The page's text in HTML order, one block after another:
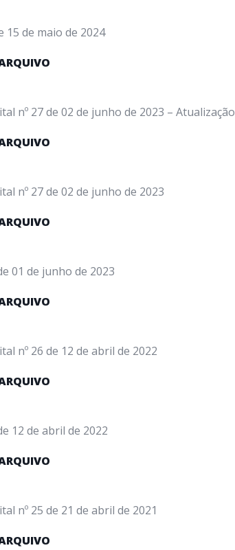
15 de maio de 2024
nº 27 de 02 de junho de 2023 – Atualização
nº 27 de 02 de junho de 2023
01 de junho de 2023
nº 26 de 12 de abril de 2022
12 de abril de 2022
nº 25 de 21 de abril de 2021